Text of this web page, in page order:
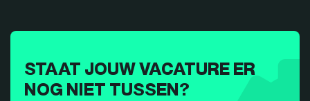
STAAT JOUW VACATURE ER
NOG NIET TUSSEN?